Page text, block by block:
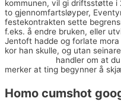
kommunen, vil gi driftsstøtte
to gjennomfartsløyper,
festekontrakten sette
f.eks. å endre bruken, eller
Jentoft hadde og forlate
kor han skulle, og utan
handler om at
merker at ting begynner å
Homo cumshot